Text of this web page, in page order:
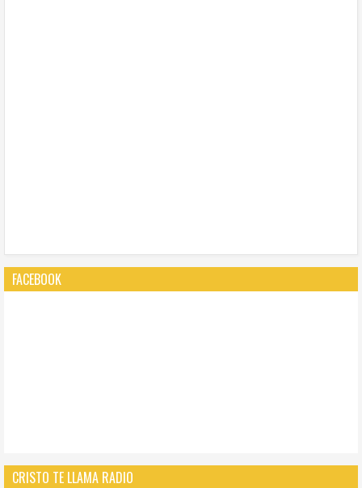
FACEBOOK
CRISTO TE LLAMA RADIO